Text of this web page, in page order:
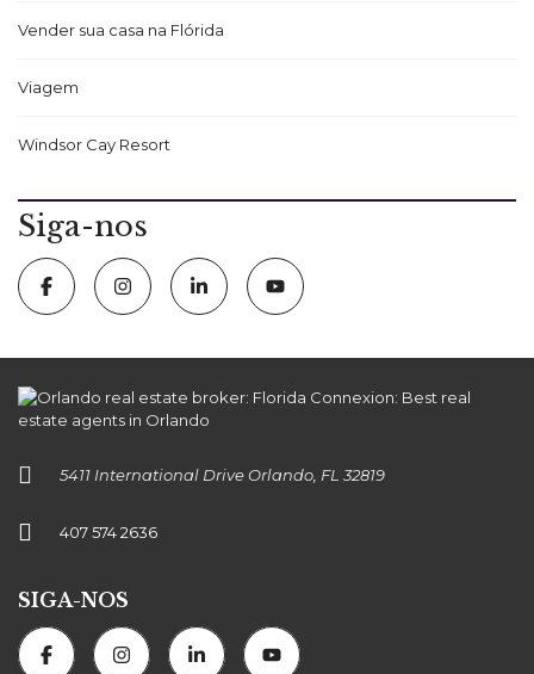
Vender sua casa na Flórida
Viagem
Windsor Cay Resort
Siga-nos
5411 International Drive Orlando, FL 32819
407 574 2636
SIGA-NOS